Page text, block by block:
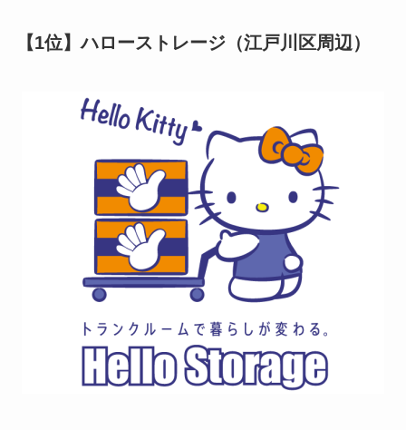
【1位】ハローストレージ（江戸川区周辺）